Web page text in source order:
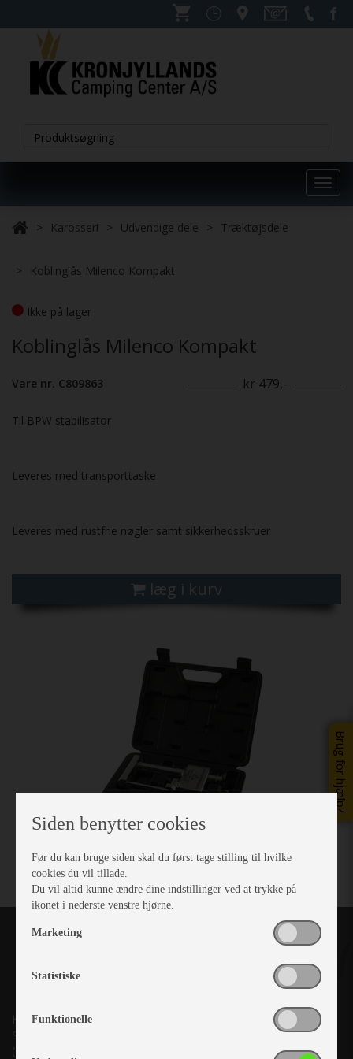
Brug for hjælp?
Karosseri Udvendige dele Træktøjsdele
Koblinglås Milenco Kompakt
Ikke på lager
Koblinglås Milenco Kompakt
Vare nr. C809863 kr 479,-
Til BPW stabilisator
Leveres med transporttaske
Leveres med rustfrie nøgler samt sikkerhedsskruer
læg i kurv
Kronjyllands Camping Center A/S
Suderholmen 10, 8960 Randers SØ
(Lige ud til Grenåvej)
Siden benytter cookies
Før du kan bruge siden skal du først tage stilling til hvilke
cookies du vil tillade.
Du vil altid kunne ændre dine indstillinger ved at trykke på
ikonet i nederste venstre hjørne.
Marketing
Statistiske
Funktionelle